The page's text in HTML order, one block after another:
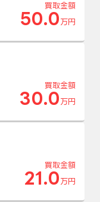
買取金額
50.0 万円
買取金額
30.0 万円
買取金額
21.0 万円